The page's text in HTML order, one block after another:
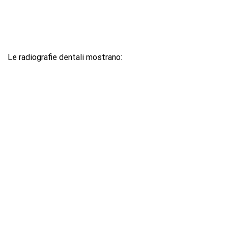
Le radiografie dentali mostrano: